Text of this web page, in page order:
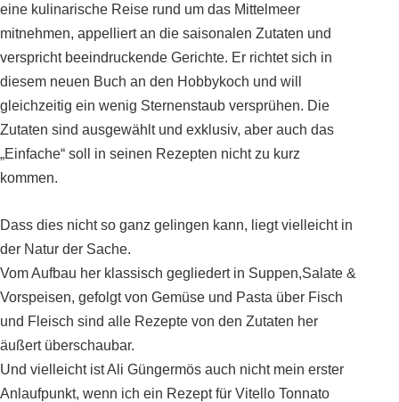
eine kulinarische Reise rund um das Mittelmeer
mitnehmen, appelliert an die saisonalen Zutaten und
verspricht beeindruckende Gerichte. Er richtet sich in
diesem neuen Buch an den Hobbykoch und will
gleichzeitig ein wenig Sternenstaub versprühen. Die
Zutaten sind ausgewählt und exklusiv, aber auch das
„Einfache“ soll in seinen Rezepten nicht zu kurz
kommen.
Dass dies nicht so ganz gelingen kann, liegt vielleicht in
der Natur der Sache.
Vom Aufbau her klassisch gegliedert in Suppen,Salate &
Vorspeisen, gefolgt von Gemüse und Pasta über Fisch
und Fleisch sind alle Rezepte von den Zutaten her
äußert überschaubar.
Und vielleicht ist Ali Güngermös auch nicht mein erster
Anlaufpunkt, wenn ich ein Rezept für Vitello Tonnato